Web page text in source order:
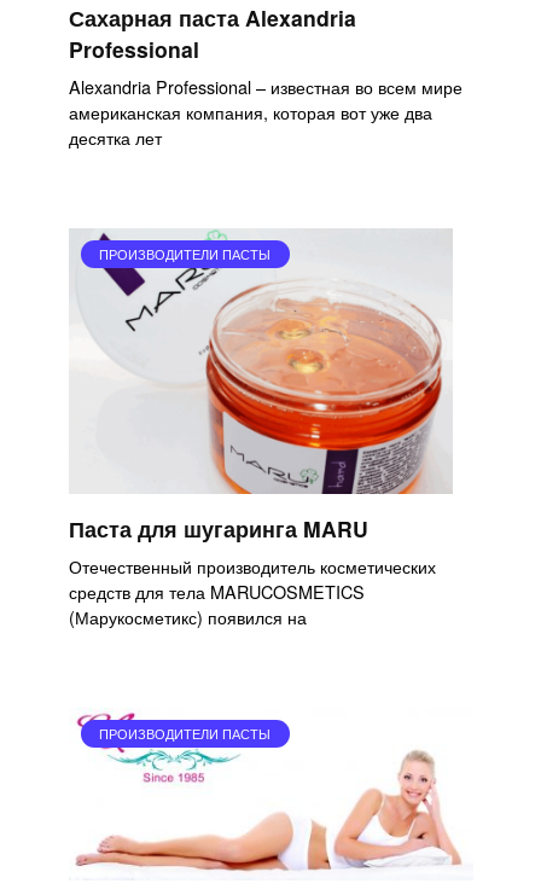
Сахарная паста Alexandria
Professional
Alexandria Professional – известная во всем мире
американская компания, которая вот уже два
десятка лет
ПРОИЗВОДИТЕЛИ ПАСТЫ
Паста для шугаринга MARU
Отечественный производитель косметических
средств для тела MARUCOSMETICS
(Марукосметикс) появился на
ПРОИЗВОДИТЕЛИ ПАСТЫ